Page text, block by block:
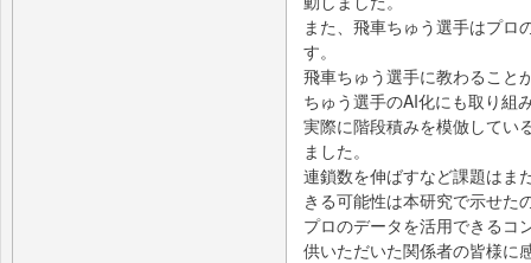
また、飛車ちゅう選手はプロ
す。
飛車ちゅう選手に教わること
ちゅう選手のAI化にも取り組
実際に階段積みを模倣してい
ました。
連鎖数を伸ばすなど課題はま
きる可能性は本研究で示せた
プロのデータを活用できるコ
供いただいた関係者の皆様に